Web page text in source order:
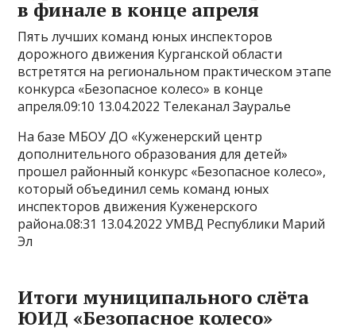
в финале в конце апреля
Пять лучших команд юных инспекторов
дорожного движения Курганской области
встретятся на региональном практическом этапе
конкурса «Безопасное колесо» в конце
апреля.09:10 13.04.2022 Телеканал Зауралье
На базе МБОУ ДО «Куженерский центр
дополнительного образования для детей»
прошел районный конкурс «Безопасное колесо»,
который объединил семь команд юных
инспекторов движения Куженерского
района.08:31 13.04.2022 УМВД Республики Марий
Эл
Итоги муниципального слёта
ЮИД «Безопасное колесо»